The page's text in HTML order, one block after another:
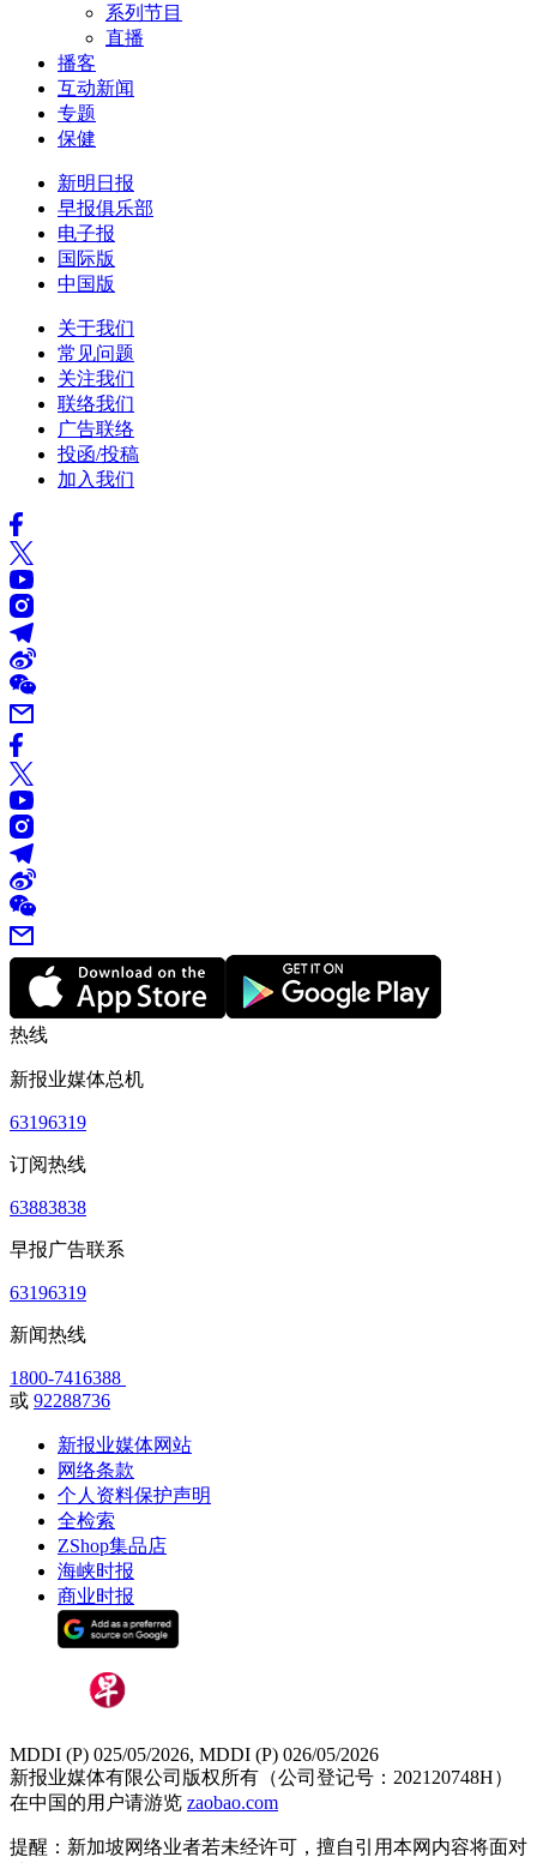
系列节目
直播
播客
互动新闻
专题
保健
新明日报
早报俱乐部
电子报
国际版
中国版
关于我们
常见问题
关注我们
联络我们
广告联络
投函/投稿
加入我们
热线
新报业媒体总机
63196319
订阅热线
63883838
早报广告联系
63196319
新闻热线
1800-7416388
或 92288736
新报业媒体网站
网络条款
个人资料保护声明
全检索
ZShop集品店
海峡时报
商业时报
MDDI (P) 025/05/2026, MDDI (P) 026/05/2026
新报业媒体有限公司版权所有（公司登记号：202120748H）
在中国的用户请游览 zaobao.com
提醒：新加坡网络业者若未经许可，擅自引用本网内容将面对